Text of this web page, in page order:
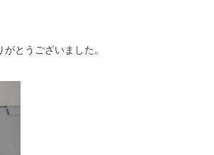
とうございました。